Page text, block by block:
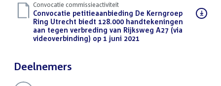
Convocatie commissieactiviteit
Download
bestand:
Convocatie petitieaanbieding De Kerngroep
Ring Utrecht biedt 128.000 handtekeningen
aan tegen verbreding van Rijksweg A27 (via
videoverbinding) op 1 juni 2021
Deelnemers